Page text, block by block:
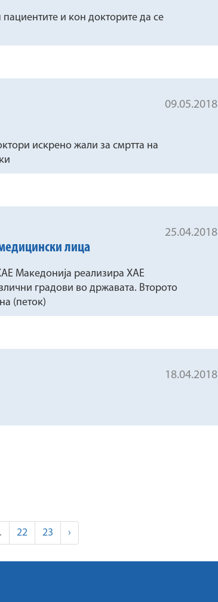
и кон докторите да се
09.05.2018
искрено жали за смртта на
25.04.2018
лица
Македонија реализира ХАЕ
градови во државата. Второто
(петок)
18.04.2018
22 23 ›